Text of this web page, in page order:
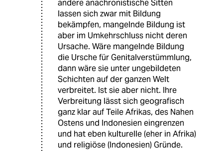
andere anachronistische Sitten
lassen sich zwar mit Bildung
bekämpfen, mangelnde Bildung ist
aber im Umkehrschluss nicht deren
Ursache. Wäre mangelnde Bildung
die Ursche für Genitalverstümmlung,
dann wäre sie unter ungebildeten
Schichten auf der ganzen Welt
verbreitet. Ist sie aber nicht. Ihre
Verbreitung lässt sich geografisch
ganz klar auf Teile Afrikas, des Nahen
Ostens und Indonesien eingrenzen
und hat eben kulturelle (eher in Afrika)
und religiöse (Indonesien) Gründe.